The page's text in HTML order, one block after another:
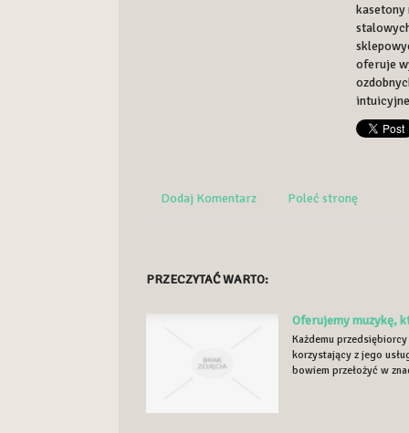
kasetony
oferuje
Dodaj Komentarz Poleć stronę
PRZECZYTAĆ WARTO:
Oferujemy muzykę,
Każdemu
korzystający z jego
bowiem przełożyć w